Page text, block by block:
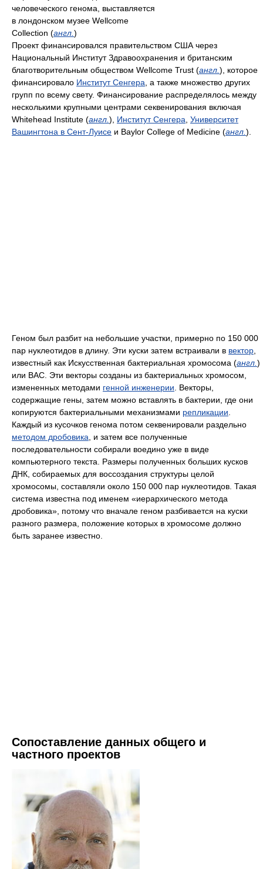
человеческого генома, выставляется
в лондонском музее Wellcome
Collection (англ. )
Проект финансировался правительством США через
Национальный Институт Здравоохранения и британским
благотворительным обществом Wellcome Trust (англ. ), которое
финансировало Институт Сенгера , а также множество других
групп по всему свету. Финансирование распределялось между
несколькими крупными центрами секвенирования включая
Whitehead Institute (англ. ), Институт Сенгера Университет
Вашингтона в Сент-Луисе и Baylor College of Medicine (англ. ).
Геном был разбит на небольшие участки, примерно по 150 000
пар нуклеотидов в длину. Эти куски затем встраивали в вектор
известный как Искусственная бактериальная хромосома (англ. )
или BAC. Эти векторы созданы из бактериальных хромосом,
измененных методами генной инженерии . Векторы,
содержащие гены, затем можно вставлять в бактерии, где они
копируются бактериальными механизмами репликации
Каждый из кусочков генома потом секвенировали раздельно
методом дробовика , и затем все полученные
последовательности собирали воедино уже в виде
компьютерного текста. Размеры полученных больших кусков
ДНК, собираемых для воссоздания структуры целой
хромосомы, составляли около 150 000 пар нуклеотидов. Такая
система известна под именем «иерархического метода
дробовика», потому что вначале геном разбивается на куски
разного размера, положение которых в хромосоме должно
быть заранее известно.
Сопоставление данных общего и
частного проектов